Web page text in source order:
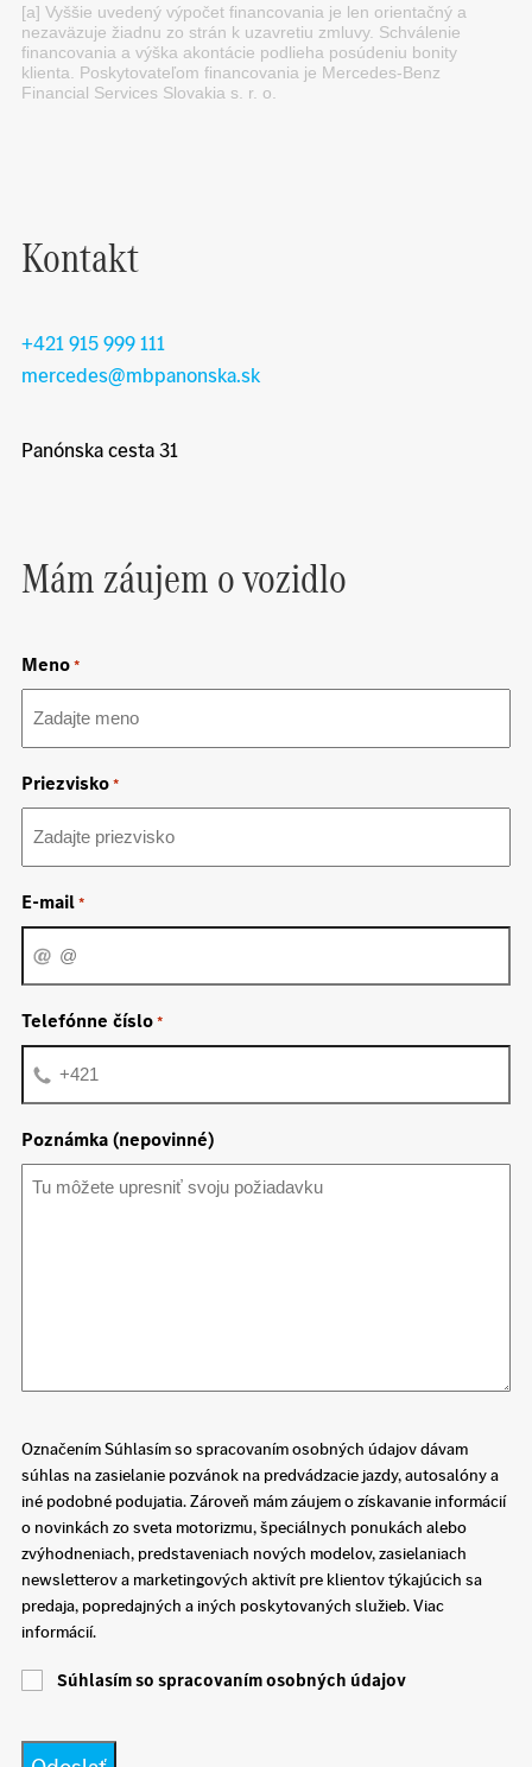
[a] Vyššie uvedený výpočet financovania je len orientačný a
nezaväzuje žiadnu zo strán k uzavretiu zmluvy. Schválenie
financovania a výška akontácie podlieha posúdeniu bonity
klienta. Poskytovateľom financovania je Mercedes-Benz
Financial Services Slovakia s. r. o.
Kontakt
+421 915 999 111
mercedes@mbpanonska.sk
Panónska cesta 31
Mám záujem o vozidlo
Meno*
Priezvisko*
E-mail*
Telefónne číslo*
Poznámka (nepovinné)
Označením Súhlasím so spracovaním osobných údajov dávam
súhlas na zasielanie pozvánok na predvádzacie jazdy, autosalóny a
iné podobné podujatia. Zároveň mám záujem o získavanie informácií
o novinkách zo sveta motorizmu, špeciálnych ponukách alebo
zvýhodneniach, predstaveniach nových modelov, zasielaniach
newsletterov a marketingových aktivít pre klientov týkajúcich sa
predaja, popredajných a iných poskytovaných služieb. Viac
informácií.
Súhlasím so spracovaním osobných údajov